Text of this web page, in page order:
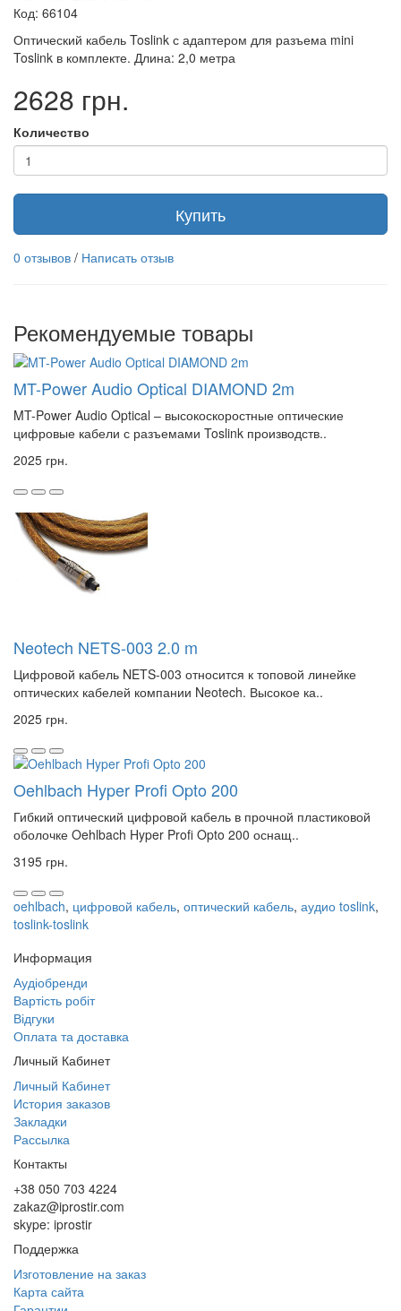
Код: 66104
Оптический кабель Toslink с адаптером для разъема mini
Toslink в комплекте. Длина: 2,0 метра
2628 грн.
Количество
Купить
0 отзывов / Написать отзыв
Рекомендуемые товары
MT-Power Audio Optical DIAMOND 2m
MT-Power Audio Optical – высокоскоростные оптические
цифровые кабели с разъемами Toslink производств..
2025 грн.
Neotech NETS-003 2.0 m
Цифровой кабель NETS-003 относится к топовой линейке
оптических кабелей компании Neotech. Высокое ка..
2025 грн.
Oehlbach Hyper Profi Opto 200
Гибкий оптический цифровой кабель в прочной пластиковой
оболочке Oehlbach Hyper Profi Opto 200 оснащ..
3195 грн.
oehlbach, цифровой кабель, оптический кабель, аудио toslink,
toslink-toslink
Информация
Аудіобренди
Вартість робіт
Відгуки
Оплата та доставка
Личный Кабинет
Личный Кабинет
История заказов
Закладки
Рассылка
Контакты
+38 050 703 4224
zakaz@iprostir.com
skype: iprostir
Поддержка
Изготовление на заказ
Карта сайта